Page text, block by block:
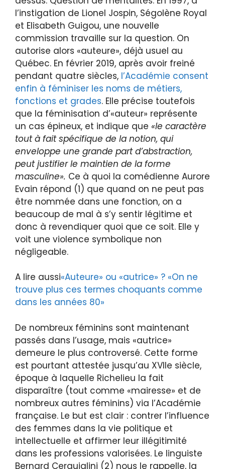
l’instigation de Lionel Jospin, Ségolène Royal
et Elisabeth Guigou, une nouvelle
commission travaille sur la question. On
autorise alors «auteure», déjà usuel au
Québec. En février 2019, après avoir freiné
pendant quatre siècles, l’Académie consent
enfin à féminiser les noms de métiers,
fonctions et grades. Elle précise toutefois
que la féminisation d’«auteur» représente
un cas épineux, et indique que «le caractère
tout à fait spécifique de la notion, qui
enveloppe une grande part d’abstraction,
peut justifier le maintien de la forme
masculine». Ce à quoi la comédienne Aurore
Evain répond (1) que quand on ne peut pas
être nommée dans une fonction, on a
beaucoup de mal à s’y sentir légitime et
donc à revendiquer quoi que ce soit. Elle y
voit une violence symbolique non
négligeable.
A lire aussi«Auteure» ou «autrice» ? «On ne
trouve plus ces termes choquants comme
dans les années 80»
De nombreux féminins sont maintenant
passés dans l’usage, mais «autrice»
demeure le plus controversé. Cette forme
est pourtant attestée jusqu’au XVIIe siècle,
époque à laquelle Richelieu la fait
disparaître (tout comme «mairesse» et de
nombreux autres féminins) via l’Académie
française. Le but est clair : contrer l’influence
des femmes dans la vie politique et
intellectuelle et affirmer leur illégitimité
dans les professions valorisées. Le linguiste
Bernard Cerquiglini (2) nous le rappelle, la